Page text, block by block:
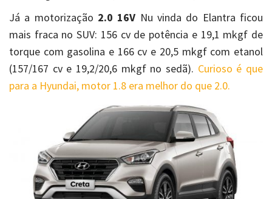
Já a motorização 2.0 16V Nu vinda do Elantra ficou
mais fraca no SUV: 156 cv de potência e 19,1 mkgf de
torque com gasolina e 166 cv e 20,5 mkgf com etanol
(157/167 cv e 19,2/20,6 mkgf no sedã). Curioso é que
para a Hyundai, motor 1.8 era melhor do que 2.0.